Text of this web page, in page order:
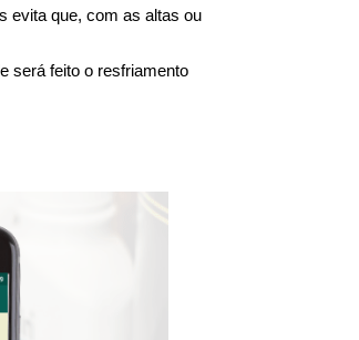
evita que, com as altas ou
será feito o resfriamento